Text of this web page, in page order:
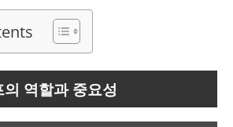
역할과 중요성